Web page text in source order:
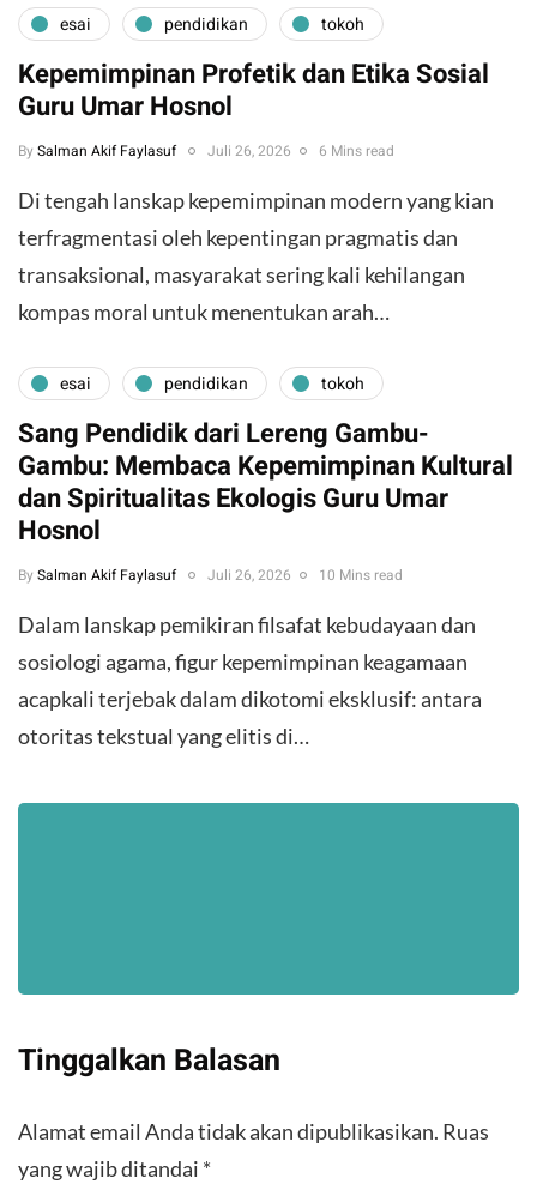
esai pendidikan tokoh
Kepemimpinan Profetik dan Etika Sosial
Guru Umar Hosnol
By Salman Akif Faylasuf Juli 26, 2026 6 Mins read
Di tengah lanskap kepemimpinan modern yang kian
terfragmentasi oleh kepentingan pragmatis dan
transaksional, masyarakat sering kali kehilangan
kompas moral untuk menentukan arah…
esai pendidikan tokoh
Sang Pendidik dari Lereng Gambu-
Gambu: Membaca Kepemimpinan Kultural
dan Spiritualitas Ekologis Guru Umar
Hosnol
By Salman Akif Faylasuf Juli 26, 2026 10 Mins read
Dalam lanskap pemikiran filsafat kebudayaan dan
sosiologi agama, figur kepemimpinan keagamaan
acapkali terjebak dalam dikotomi eksklusif: antara
otoritas tekstual yang elitis di…
Tinggalkan Balasan
Alamat email Anda tidak akan dipublikasikan. Ruas
yang wajib ditandai *